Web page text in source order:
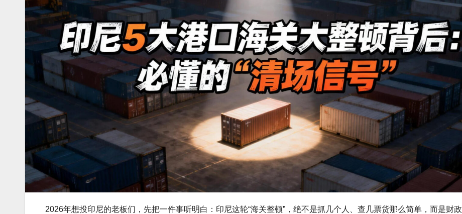
2026年想投印尼的老板们，先把一件事听明白：印尼这轮“海关整顿”，绝不是抓几个人、查几票货那么简单，而是财政